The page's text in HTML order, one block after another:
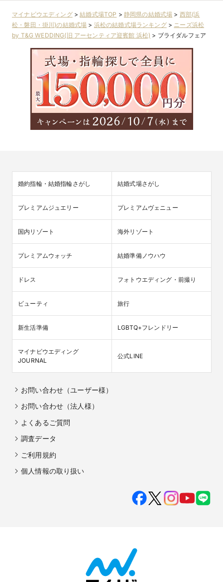
マイナビウエディング>結婚式場TOP > 静岡県の結婚式場 > 西部(浜
松・磐田・掛川)の結婚式場 > 浜松の結婚式場ランキング> ニーズ浜松
by T&G WEDDING(旧 アーセンティア迎賓館 浜松) > ブライダルフェア
婚約指輪・結婚指輪さがし 結婚式場さがし
プレミアムジュエリー プレミアムヴェニュー
国内リゾート 海外リゾート
プレミアムウォッチ 結婚準備ノウハウ
ドレス フォトウエディング・前撮り
ビューティ 旅行
新生活準備 LGBTQ+フレンドリー
マイナビウエディング
JOURNAL
公式LINE
お問い合わせ（ユーザー様）
お問い合わせ（法人様）
よくあるご質問
調査データ
ご利用規約
個人情報の取り扱い